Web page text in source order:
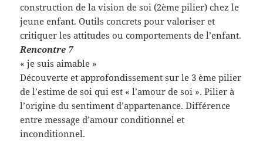
construction de la vision de soi (2ème pilier) chez le
jeune enfant. Outils concrets pour valoriser et
critiquer les attitudes ou comportements de l’enfant.
Rencontre 7
« je suis aimable »
Découverte et approfondissement sur le 3 ème pilier
de l’estime de soi qui est « l’amour de soi ». Pilier à
l’origine du sentiment d’appartenance. Différence
entre message d’amour conditionnel et
inconditionnel.